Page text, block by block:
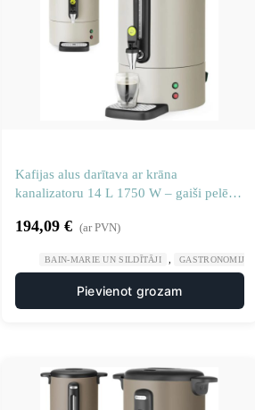
PLĪTIS UN DZĒRIENU UZPILDES IEKĀRTAS
Kafijas alus darītava ar krāna
kanalizatoru 14 L 1750 W – gaiši pelēkā
194,09 € (ar PVN)
BAIN-MARIE UN SILDĪTĀJI GASTRONOMIJA
Pievienot grozam